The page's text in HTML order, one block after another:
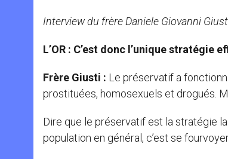
Interview du frère Daniele Giovanni
L’OR : C’est donc l’unique stratégie
Frère Giusti : Le préservatif a
prostituées, homosexuels et drogués.
Dire que le préservatif est la stratégie
population en général, c’est se